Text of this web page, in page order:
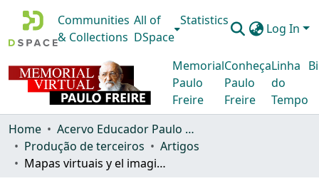
Communities
& Collections
All of
DSpace
Statistics
Log In
Memorial
Paulo
Freire
Conheça
Paulo
Freire
Linha
do
Tempo
Home
Acervo Educador Paulo Freire
Produção de terceiros
Artigos
Mapas virtuais y el imaginario coletivo